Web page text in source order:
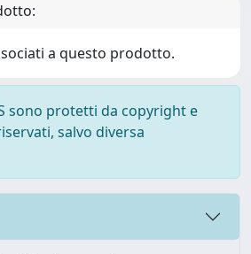
a questo prodotto.
sono protetti da copyright e
salvo diversa